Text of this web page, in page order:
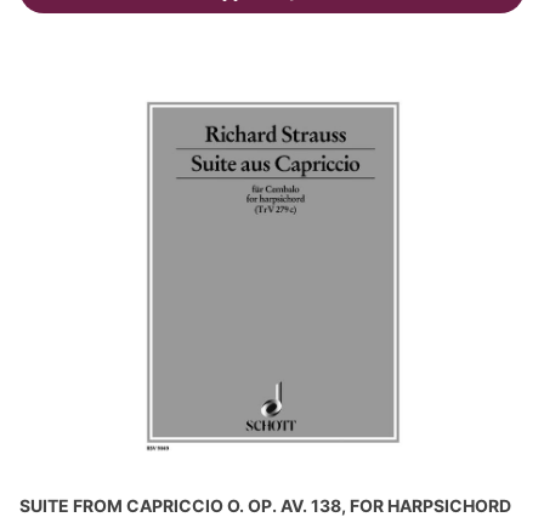
SUITE FROM CAPRICCIO O. OP. AV. 138, FOR HARPSICHORD